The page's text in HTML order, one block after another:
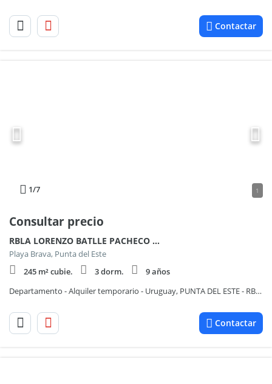
Contactar
1/7 1
Consultar precio
RBLA LORENZO BATLLE PACHECO 100
Playa Brava, Punta del Este
245 m² cubie.
3 dorm.
9 años
Departamento - Alquiler temporario - Uruguay, PUNTA DEL ESTE - RBLA LORENZO BATLLE PACHECO 100
Contactar